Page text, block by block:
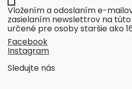
Vložením a odoslaním e-
zasielaním newslettrov na
určené pre osoby staršie ako
Facebook
Instagram
Sledujte nás